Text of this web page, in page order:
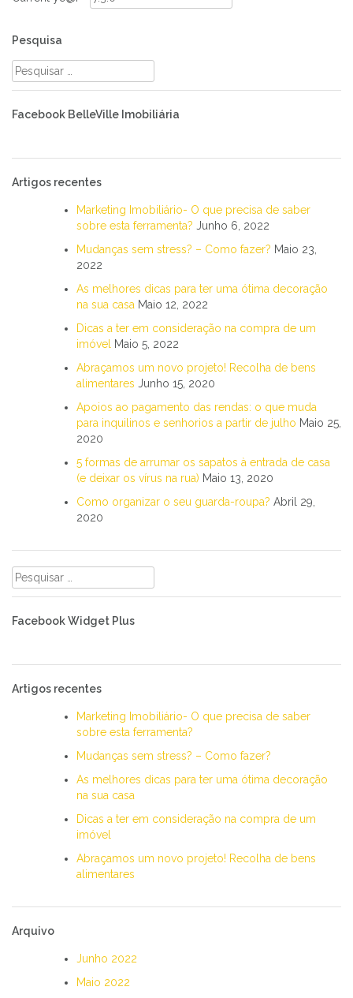
Pesquisa
Pesquisar
por:
Facebook BelleVille Imobiliária
Artigos recentes
Marketing Imobiliário- O que precisa de saber
sobre esta ferramenta? Junho 6, 2022
Mudanças sem stress? – Como fazer? Maio 23,
2022
As melhores dicas para ter uma ótima decoração
na sua casa Maio 12, 2022
Dicas a ter em consideração na compra de um
imóvel
Maio 5, 2022
Abraçamos um novo projeto! Recolha de bens
alimentares Junho 15, 2020
Apoios ao pagamento das rendas: o que muda
para inquilinos e senhorios a partir de julho Maio 25,
2020
5 formas de arrumar os sapatos à entrada de casa
(e deixar os vírus na rua) Maio 13, 2020
Como organizar o seu guarda-roupa? Abril 29,
2020
Pesquisar
por:
Facebook Widget Plus
Artigos recentes
Marketing Imobiliário- O que precisa de saber
sobre esta ferramenta?
Mudanças sem stress? – Como fazer?
As melhores dicas para ter uma ótima decoração
na sua casa
Dicas a ter em consideração na compra de um
imóvel
Abraçamos um novo projeto! Recolha de bens
alimentares
Arquivo
Junho 2022
Maio 2022